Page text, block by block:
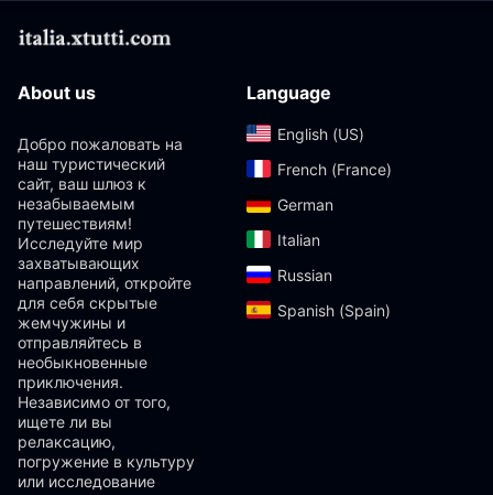
About us
Добро пожаловать на
наш туристический
сайт, ваш шлюз к
незабываемым
путешествиям!
Исследуйте мир
захватывающих
направлений, откройте
для себя скрытые
жемчужины и
отправляйтесь в
необыкновенные
приключения.
Независимо от того,
ищете ли вы
релаксацию,
погружение в культуру
или исследование
Language
English (US)‎
French (France)‎
German‎
Italian‎
Russian‎
Spanish (Spain)‎